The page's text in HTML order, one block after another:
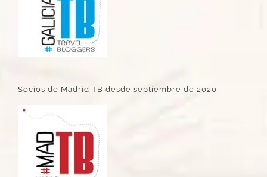
Socios de Madrid TB desde septiembre de 2020